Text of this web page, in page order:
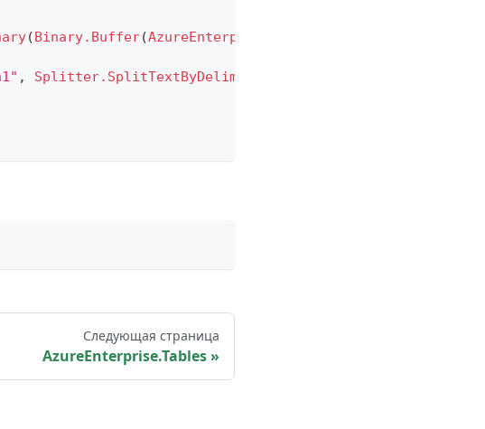
(Binary.Buffer(AzureEnterprise.Contents
, Splitter.SplitTextByDelimiter
Следующая страница
AzureEnterprise.Tables